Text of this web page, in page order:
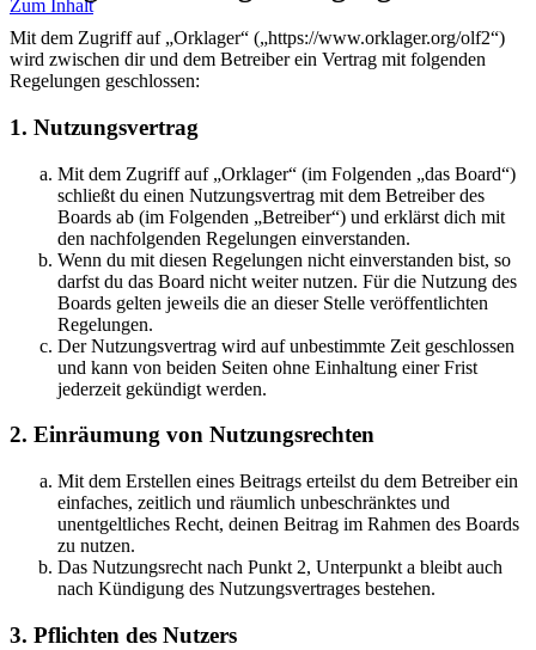
Zum Inhalt
Mit dem Zugriff auf „Orklager“ („https://www.orklager.org/olf2“)
wird zwischen dir und dem Betreiber ein Vertrag mit folgenden
Regelungen geschlossen:
1. Nutzungsvertrag
Mit dem Zugriff auf „Orklager“ (im Folgenden „das Board“)
schließt du einen Nutzungsvertrag mit dem Betreiber des
Boards ab (im Folgenden „Betreiber“) und erklärst dich mit
den nachfolgenden Regelungen einverstanden.
Wenn du mit diesen Regelungen nicht einverstanden bist, so
darfst du das Board nicht weiter nutzen. Für die Nutzung des
Boards gelten jeweils die an dieser Stelle veröffentlichten
Regelungen.
Der Nutzungsvertrag wird auf unbestimmte Zeit geschlossen
und kann von beiden Seiten ohne Einhaltung einer Frist
jederzeit gekündigt werden.
2. Einräumung von Nutzungsrechten
Mit dem Erstellen eines Beitrags erteilst du dem Betreiber ein
einfaches, zeitlich und räumlich unbeschränktes und
unentgeltliches Recht, deinen Beitrag im Rahmen des Boards
zu nutzen.
Das Nutzungsrecht nach Punkt 2, Unterpunkt a bleibt auch
nach Kündigung des Nutzungsvertrages bestehen.
3. Pflichten des Nutzers